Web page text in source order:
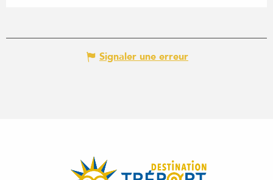
Signaler une erreur